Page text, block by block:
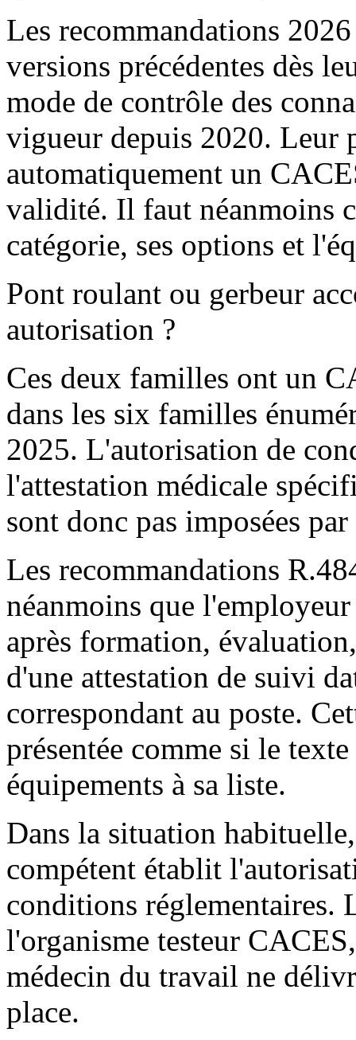
Les recommandations
versions précédentes dès
mode de contrôle des
vigueur depuis 2020. Leur
automatiquement un
validité. Il faut néanmoins
catégorie, ses options et
Pont roulant ou gerbeur
autorisation ?
Ces deux familles ont un
dans les six familles
2025. L'autorisation de
l'attestation médicale
sont donc pas imposées
Les recommandations
néanmoins que
après formation,
d'une attestation de suivi
correspondant au poste.
présentée comme si le
équipements à sa liste.
Dans la situation
compétent établit
conditions réglementaires.
l'organisme testeur
médecin du travail ne
place.